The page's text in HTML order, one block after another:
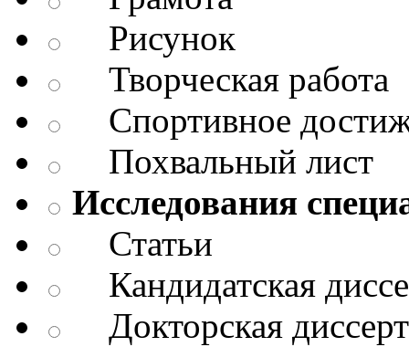
Рисунок
Творческая работа
Спортивное
Похвальный лист
Исследования
Статьи
Кандидатская
Докторская